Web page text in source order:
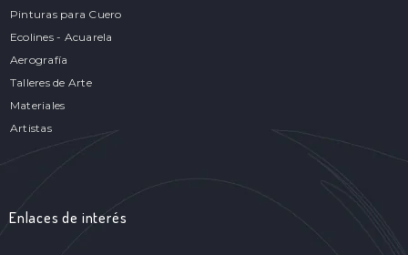
Pinturas para Cuero
Ecolines - Acuarela
Aerografía
Talleres de Arte
Materiales
Artistas
Enlaces de interés